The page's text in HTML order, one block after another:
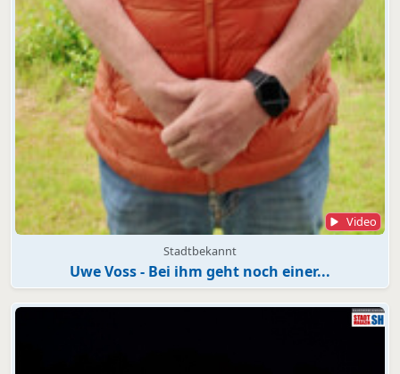
Video
Stadtbekannt
Uwe Voss - Bei ihm geht noch einer...